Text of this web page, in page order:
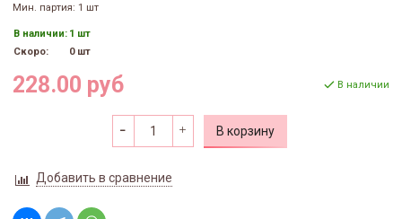
Мин. партия: 1 шт
В наличии: 1 шт
Скоро:
0 шт
228.00 руб В наличии
В корзину
Добавить в сравнение